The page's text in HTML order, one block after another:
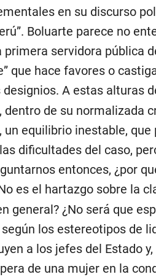
en su discurso
Boluarte parece no
servidora pública
que hace favores o
A estas alturas
dentro de su normalizada
un equilibrio inestable,
dificultades del caso,
entonces, ¿por
es el hartazgo sobre la
general? ¿No será que
los estereotipos de
a los jefes del Estado y,
de una mujer en la